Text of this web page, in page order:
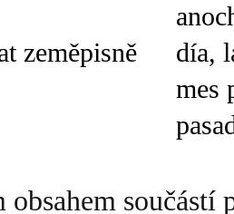
zeměpisně
día,
mes
obsahem